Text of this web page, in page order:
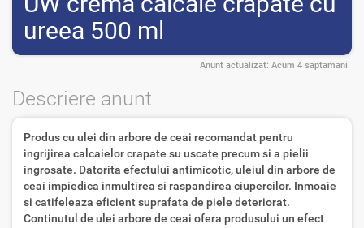
ureea 500 ml
Anunt actualizat: Acum 4 saptamani
Descriere anunt
Produs cu ulei din arbore de ceai recomandat pentru
ingrijirea calcaielor crapate su uscate precum si a pielii
ingrosate. Datorita efectului antimicotic, uleiul din arbore de
ceai impiedica inmultirea si raspandirea ciupercilor. Inmoaie
si catifeleaza eficient suprafata de piele deteriorat.
Continutul de ulei arbore de ceai ofera produsului un efect